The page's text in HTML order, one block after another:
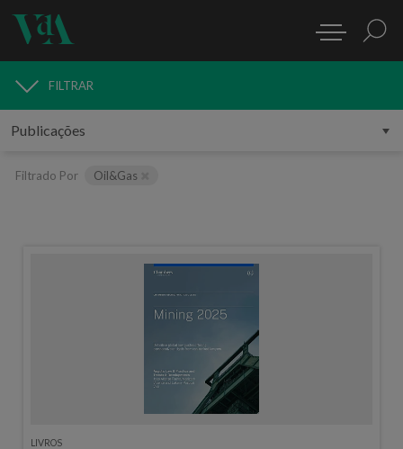
PUBLICAÇÕES
FILTRAR
Filtrado Por Oil&Gas
LIVROS